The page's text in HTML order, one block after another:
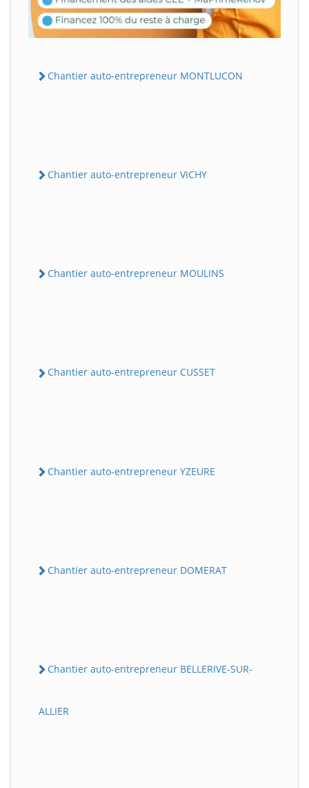
Chantier auto-entrepreneur MONTLUCON
Chantier auto-entrepreneur VICHY
Chantier auto-entrepreneur MOULINS
Chantier auto-entrepreneur CUSSET
Chantier auto-entrepreneur YZEURE
Chantier auto-entrepreneur DOMERAT
Chantier auto-entrepreneur BELLERIVE-SUR-
ALLIER